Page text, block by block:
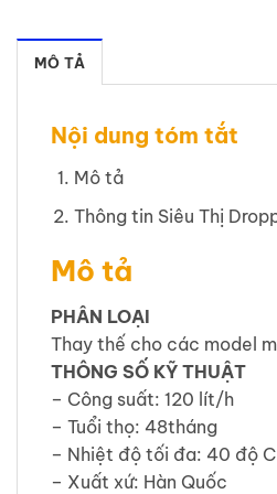
MÔ TẢ
Nội dung tóm tắt
Mô tả
Thông tin Siêu Thị
Mô tả
PHÂN LOẠI
Thay thế cho các model
THÔNG SỐ KỸ THUẬT
– Công suất: 120 lít/h
– Tuổi thọ: 48tháng
– Nhiệt độ tối đa: 40 độ C
– Xuất xứ: Hàn Quốc